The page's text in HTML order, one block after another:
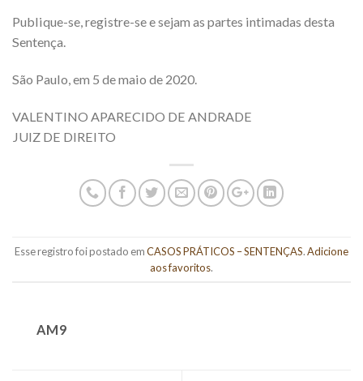
Publique-se, registre-se e sejam as partes intimadas desta
Sentença.
São Paulo, em 5 de maio de 2020.
VALENTINO APARECIDO DE ANDRADE
JUIZ DE DIREITO
Esse registro foi postado emCASOS PRÁTICOS – SENTENÇAS.Adicione
aos favoritos.
AM9